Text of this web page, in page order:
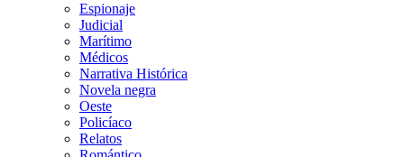
Espionaje
Judicial
Marítimo
Médicos
Narrativa Histórica
Novela negra
Oeste
Policíaco
Relatos